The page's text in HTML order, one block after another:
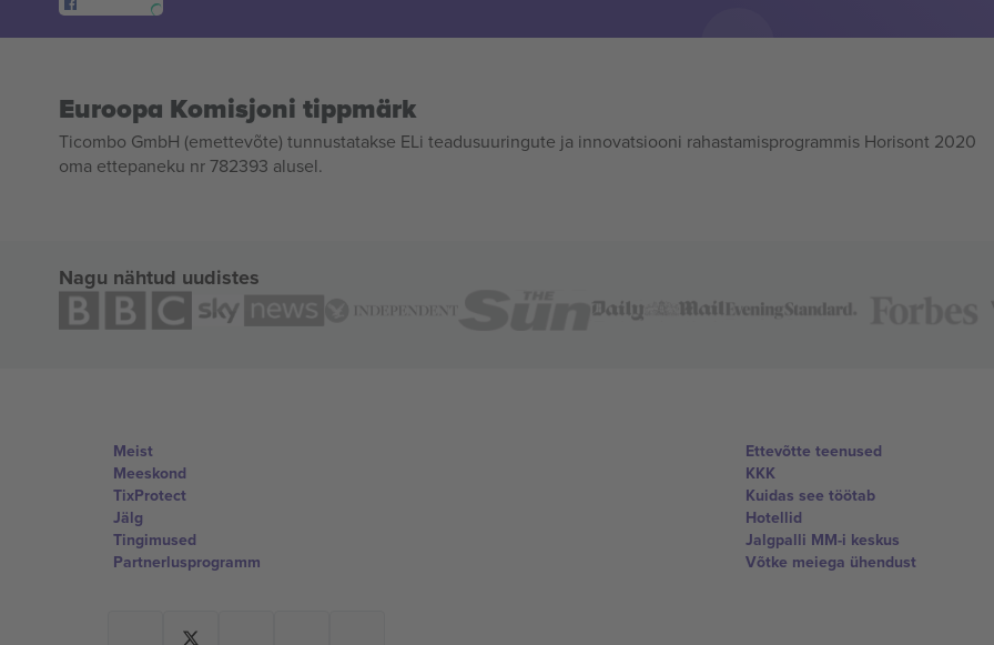
Euroopa Komisjoni tippmärk
Ticombo GmbH (emettevõte) tunnustatakse ELi teadusuuringute ja innovatsiooni rahastamisprogrammis Horisont 2020
oma ettepaneku nr 782393 alusel.
Nagu nähtud uudistes
Meist
Meeskond
TixProtect
Jälg
Tingimused
Partnerlusprogramm
Ettevõtte teenused
KKK
Kuidas see töötab
Hotellid
Jalgpalli MM-i keskus
Võtke meiega ühendust